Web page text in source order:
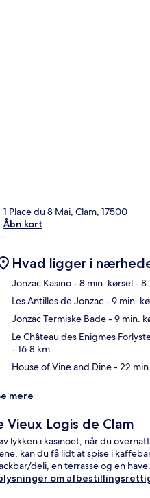
1 Place du 8 Mai, Clam, 17500
Åbn kort
Hvad ligger i
Jonzac Kasino- 8 min. kørsel-
Les Antilles de Jonzac- 9 min.
Jonzac Termiske Bade- 9 min.
Le Château des Enigmes
- 16.8 km
House of Vine and Dine- 22
mere
Vieux Logis de Clam
lykken i kasinoet, når du
kan du få lidt at spise i
deli, en terrasse og en have.
om